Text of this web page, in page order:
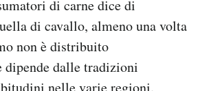
di carne dice di
di cavallo, almeno una volta
non è distribuito
dipende dalle tradizioni
nelle varie regioni.